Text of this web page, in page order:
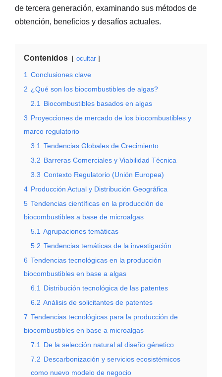
de tercera generación, examinando sus métodos de
obtención, beneficios y desafíos actuales.
Contenidos ocultar
1 Conclusiones clave
2 ¿Qué son los biocombustibles de algas?
2.1
Biocombustibles basados en algas
3 Proyecciones de mercado de los biocombustibles y
marco regulatorio
3.1 Tendencias Globales de Crecimiento
3.2 Barreras Comerciales y Viabilidad Técnica
3.3 Contexto Regulatorio (Unión Europea)
4 Producción Actual y Distribución Geográfica
5 Tendencias científicas en la producción de
biocombustibles a base de microalgas
5.1 Agrupaciones temáticas
5.2 Tendencias temáticas de la investigación
6 Tendencias tecnológicas en la producción
biocombustibles en base a algas
6.1
Distribución tecnológica de las patentes
6.2 Análisis de solicitantes de patentes
7 Tendencias tecnológicas para la producción de
biocombustibles en base a microalgas
7.1
De la selección natural al diseño génetico
7.2 Descarbonización y servicios ecosistémicos
como nuevo modelo de negocio